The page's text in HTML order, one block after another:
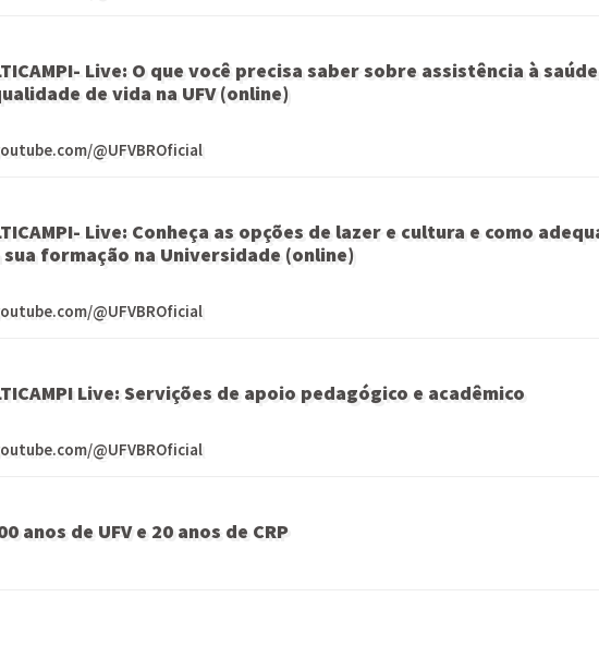
Live: O que você precisa saber sobre assistência à
de vida na UFV (online)
@UFVBROficial
Live: Conheça as opções de lazer e cultura e como
formação na Universidade (online)
@UFVBROficial
Live: Servições de apoio pedagógico e acadêmico
@UFVBROficial
anos de UFV e 20 anos de CRP